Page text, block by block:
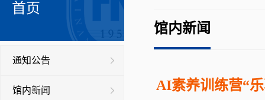
首页
通知公告
馆内新闻
馆内新闻
AI素养训练营“